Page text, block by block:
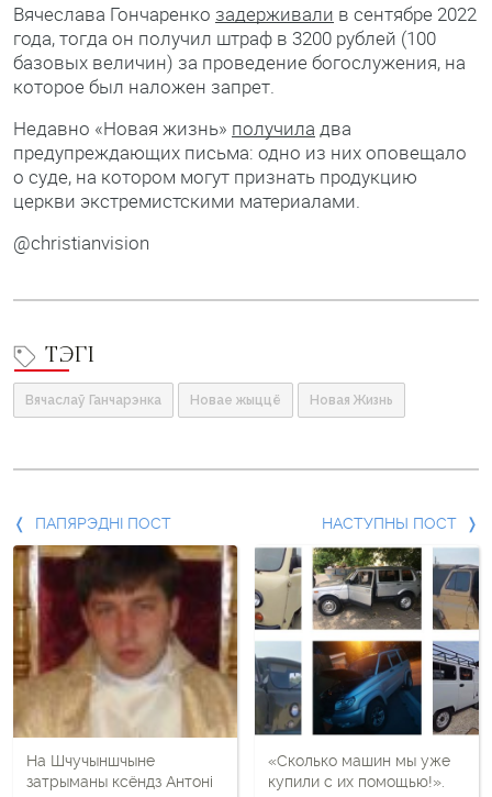
Вячеслава Гончаренко задерживали в сентябре 2022
года, тогда он получил штраф в 3200 рублей (100
базовых величин) за проведение богослужения, на
которое был наложен запрет.
Недавно «Новая жизнь» получила два
предупреждающих письма: одно из них оповещало
о суде, на котором могут признать продукцию
церкви экстремистскими материалами.
@christianvision
ТЭГІ
Вячаслаў Ганчарэнка Новае жыццё Новая Жизнь
Папярэдні
пост
і
наступны
пост
ПАПЯРЭДНІ ПОСТ
На Шчучыншчыне
затрыманы ксёндз Антоні
НАСТУПНЫ ПОСТ
«Сколько машин мы уже
купили с их помощью!».